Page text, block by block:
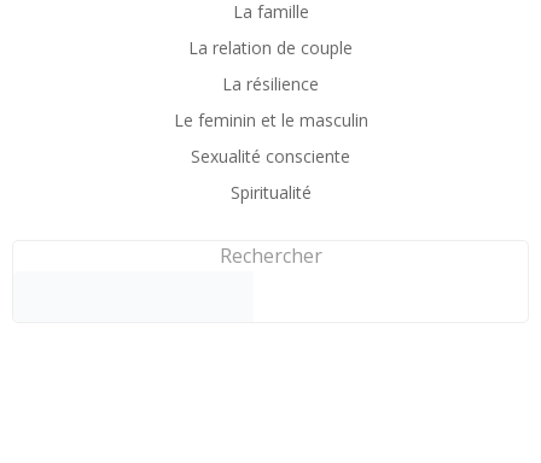
La famille
La relation de couple
La résilience
Le feminin et le masculin
Sexualité consciente
Spiritualité
Rechercher